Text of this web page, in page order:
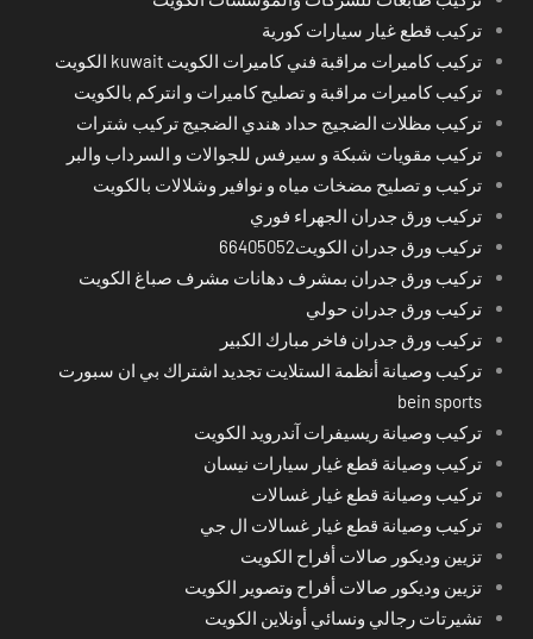
تركيب قطع غيار سيارات كورية
تركيب كاميرات مراقبة فني كاميرات الكويت kuwait الكويت
تركيب كاميرات مراقبة و تصليح كاميرات و انتركم بالكويت
تركيب مظلات الضجيج حداد هندي الضجيج تركيب شترات
تركيب مقويات شبكة و سيرفس للجوالات و السرداب والبر
تركيب و تصليح مضخات مياه و نوافير وشلالات بالكويت
تركيب ورق جدران الجهراء فوري
تركيب ورق جدران الكويت66405052
تركيب ورق جدران بمشرف دهانات مشرف صباغ الكويت
تركيب ورق جدران حولي
تركيب ورق جدران فاخر مبارك الكبير
تركيب وصيانة أنظمة الستلايت تجديد اشتراك بي ان سبورت
bein sports
تركيب وصيانة ريسيفرات آندرويد الكويت
تركيب وصيانة قطع غيار سيارات نيسان
تركيب وصيانة قطع غيار غسالات
تركيب وصيانة قطع غيار غسالات ال جي
تزيين وديكور صالات أفراح الكويت
تزيين وديكور صالات أفراح وتصوير الكويت
تشيرتات رجالي ونسائي أونلاين الكويت